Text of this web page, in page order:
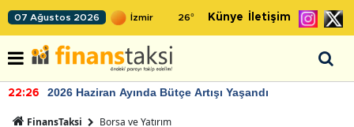
07 Ağustos 2026 26° Künye İletişim
22:26 2026 Haziran Ayında Bütçe Artışı Yaşandı
FinansTaksi Borsa ve Yatırım